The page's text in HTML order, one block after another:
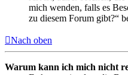
mich wenden, falls es
zu diesem Forum gibt?“
Nach oben
Warum kann ich mich nicht